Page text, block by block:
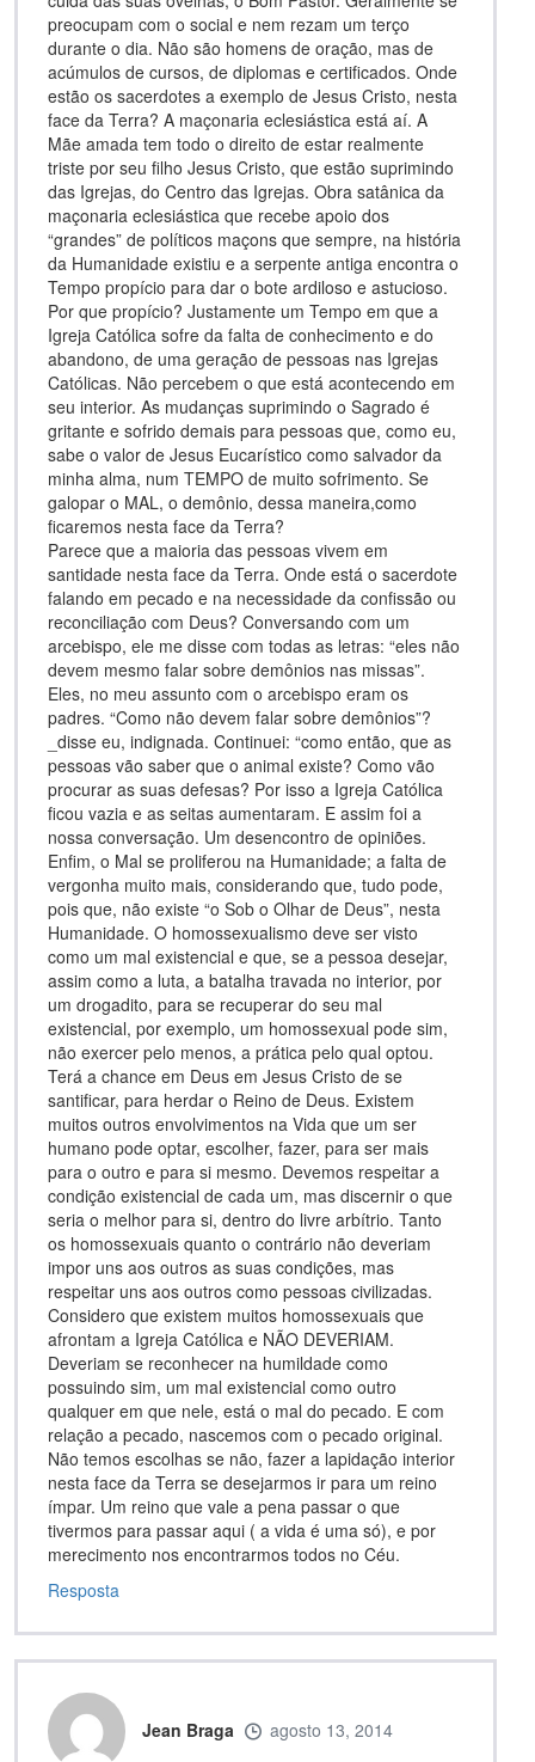
preocupam com o social e nem rezam um terço
durante o dia. Não são homens de oração, mas de
acúmulos de cursos, de diplomas e certificados. Onde
estão os sacerdotes a exemplo de Jesus Cristo, nesta
face da Terra? A maçonaria eclesiástica está aí. A
Mãe amada tem todo o direito de estar realmente
triste por seu filho Jesus Cristo, que estão suprimindo
das Igrejas, do Centro das Igrejas. Obra satânica da
maçonaria eclesiástica que recebe apoio dos
“grandes” de políticos maçons que sempre, na história
da Humanidade existiu e a serpente antiga encontra o
Tempo propício para dar o bote ardiloso e astucioso.
Por que propício? Justamente um Tempo em que a
Igreja Católica sofre da falta de conhecimento e do
abandono, de uma geração de pessoas nas Igrejas
Católicas. Não percebem o que está acontecendo em
seu interior. As mudanças suprimindo o Sagrado é
gritante e sofrido demais para pessoas que, como eu,
sabe o valor de Jesus Eucarístico como salvador da
minha alma, num TEMPO de muito sofrimento. Se
galopar o MAL, o demônio, dessa maneira,como
ficaremos nesta face da Terra?
Parece que a maioria das pessoas vivem em
santidade nesta face da Terra. Onde está o sacerdote
falando em pecado e na necessidade da confissão ou
reconciliação com Deus? Conversando com um
arcebispo, ele me disse com todas as letras: “eles não
devem mesmo falar sobre demônios nas missas”.
Eles, no meu assunto com o arcebispo eram os
padres. “Como não devem falar sobre demônios”?
_disse eu, indignada. Continuei: “como então, que as
pessoas vão saber que o animal existe? Como vão
procurar as suas defesas? Por isso a Igreja Católica
ficou vazia e as seitas aumentaram. E assim foi a
nossa conversação. Um desencontro de opiniões.
Enfim, o Mal se proliferou na Humanidade; a falta de
vergonha muito mais, considerando que, tudo pode,
pois que, não existe “o Sob o Olhar de Deus”, nesta
Humanidade. O homossexualismo deve ser visto
como um mal existencial e que, se a pessoa desejar,
assim como a luta, a batalha travada no interior, por
um drogadito, para se recuperar do seu mal
existencial, por exemplo, um homossexual pode sim,
não exercer pelo menos, a prática pelo qual optou.
Terá a chance em Deus em Jesus Cristo de se
santificar, para herdar o Reino de Deus. Existem
muitos outros envolvimentos na Vida que um ser
humano pode optar, escolher, fazer, para ser mais
para o outro e para si mesmo. Devemos respeitar a
condição existencial de cada um, mas discernir o que
seria o melhor para si, dentro do livre arbítrio. Tanto
os homossexuais quanto o contrário não deveriam
impor uns aos outros as suas condições, mas
respeitar uns aos outros como pessoas civilizadas.
Considero que existem muitos homossexuais que
afrontam a Igreja Católica e NÃO DEVERIAM.
Deveriam se reconhecer na humildade como
possuindo sim, um mal existencial como outro
qualquer em que nele, está o mal do pecado. E com
relação a pecado, nascemos com o pecado original.
Não temos escolhas se não, fazer a lapidação interior
nesta face da Terra se desejarmos ir para um reino
ímpar. Um reino que vale a pena passar o que
tivermos para passar aqui ( a vida é uma só), e por
merecimento nos encontrarmos todos no Céu.
Resposta
Jean Braga agosto 13, 2014